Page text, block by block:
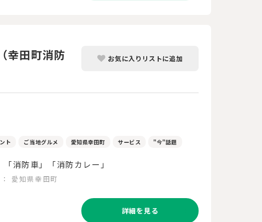
幸田町消防
お気に入りリストに追加
ト ご当地グルメ 愛知県幸田町 サービス "今"話題
「消防車」「消防カレー」
愛知県幸田町
詳細を見る